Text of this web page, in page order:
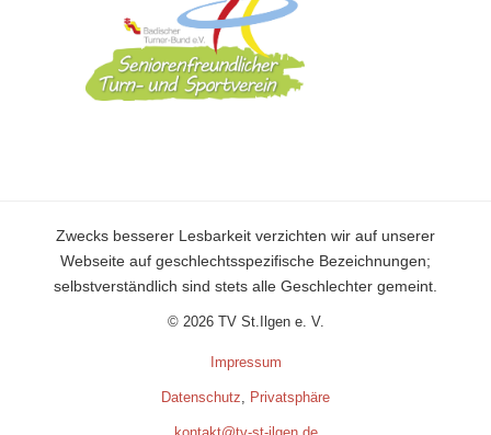
Zwecks besserer Lesbarkeit verzichten wir auf unserer
Webseite auf geschlechtsspezifische Bezeichnungen;
selbstverständlich sind stets alle Geschlechter gemeint.
© 2026 TV St.Ilgen e. V.
Impressum
Datenschutz, Privatsphäre